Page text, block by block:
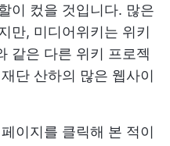
이 컸을 것입니다. 많은
만, 미디어위키는 위키
같은 다른 위키 프로젝
단 산하의 많은 웹사이
이지를 클릭해 본 적이